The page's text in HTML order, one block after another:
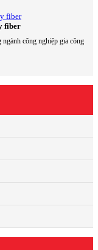
fiber
công nghiệp gia công